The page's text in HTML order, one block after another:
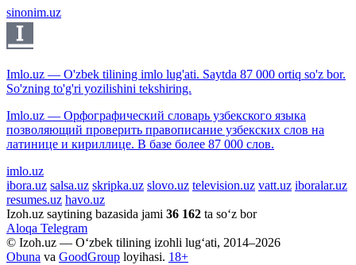
sinonim.uz
Imlo.uz — O'zbek tilining imlo lug'ati. Saytda 87 000 ortiq so'z bor.
So'zning to'g'ri yozilishini tekshiring.
Imlo.uz — Орфографический словарь узбекского языка
позволяющий проверить правописание узбекских слов на
латинице и кириллице. В базе более 87 000 слов.
imlo.uz
ibora.uz salsa.uz skripka.uz slovo.uz television.uz vatt.uz iboralar.uz
resumes.uz havo.uz
Izoh.uz saytining bazasida jami 36 162 ta so‘z bor
Aloqa Telegram
© Izoh.uz — O‘zbek tilining izohli lug‘ati, 2014–2026
Obuna va GoodGroup loyihasi. 18+